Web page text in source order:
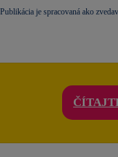
je spracovaná ako